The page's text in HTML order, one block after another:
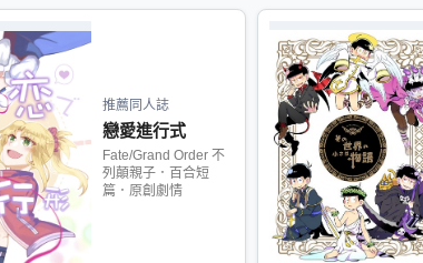
推薦同人誌
戀愛進行式
Fate/Grand Order 不
列顛親子．百合短
篇．原創劇情